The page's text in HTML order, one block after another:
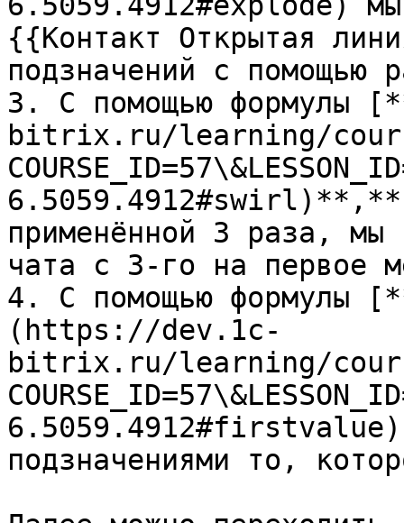
{{Контакт Открытая
подзначений с
3. С помощью
bitrix.ru/learning/
6.5059.4912#swirl)**,**
применённой 3 раза, мы
чата с 3-го на первое
4. С помощью
(https://dev.1c-
bitrix.ru/learning/
6.5059.4912#firstvalue)
подзначениями то,